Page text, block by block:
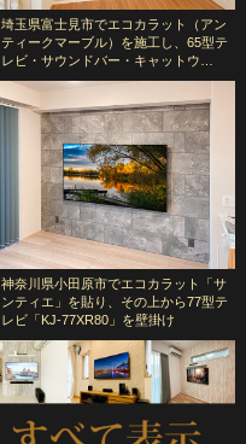
埼玉県富士見市でエコカラット（アン
ティークマーブル）を施工し、65型テ
レビ・サウンドバー・キャットウ…
神奈川県小田原市でエコカラット「サ
ンティエ」を貼り、その上から77型テ
レビ「KJ-77XR80」を壁掛け